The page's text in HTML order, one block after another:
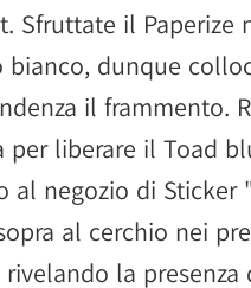
Sfruttate il Paperize
bianco, dunque
il frammento.
per liberare il Toad
al negozio di Sticker
al cerchio nei
la presenza